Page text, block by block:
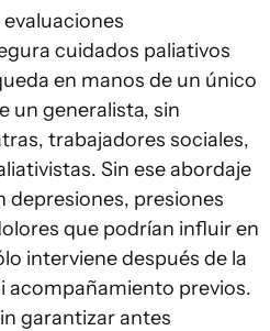
cuidados paliativos
en manos de un único
un generalista, sin
trabajadores sociales,
Sin ese abordaje
depresiones, presiones
que podrían influir en
interviene después de la
acompañamiento previos.
garantizar antes